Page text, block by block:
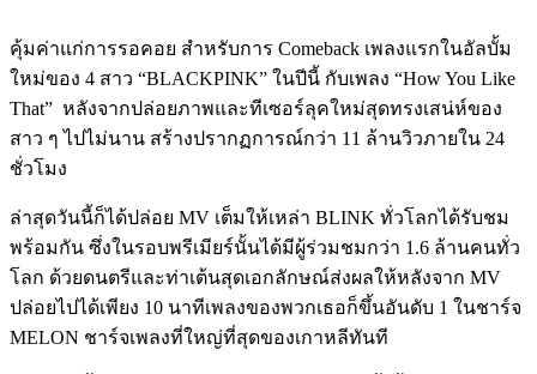
คุ้มค่าแก่การรอคอย สำหรับการ Comeback เพลงแรกในอัลบั้ม
ใหม่ของ 4 สาว “BLACKPINK” ในปีนี้ กับเพลง “How You Like
That” หลังจากปล่อยภาพและทีเซอร์ลุคใหม่สุดทรงเสน่ห์ของ
สาว ๆ ไปไม่นาน สร้างปรากฏการณ์กว่า 11 ล้านวิวภายใน 24
ชั่วโมง
ล่าสุดวันนี้ก็ได้ปล่อย MV เต็มให้เหล่า BLINK ทั่วโลกได้รับชม
พร้อมกัน ซึ่งในรอบพรีเมียร์นั้นได้มีผู้ร่วมชมกว่า 1.6 ล้านคนทั่ว
โลก ด้วยดนตรีและท่าเต้นสุดเอกลักษณ์ส่งผลให้หลังจาก MV
ปล่อยไปได้เพียง 10 นาทีเพลงของพวกเธอก็ขึ้นอันดับ 1 ในชาร์จ
MELON ชาร์จเพลงที่ใหญ่ที่สุดของเกาหลีทันที